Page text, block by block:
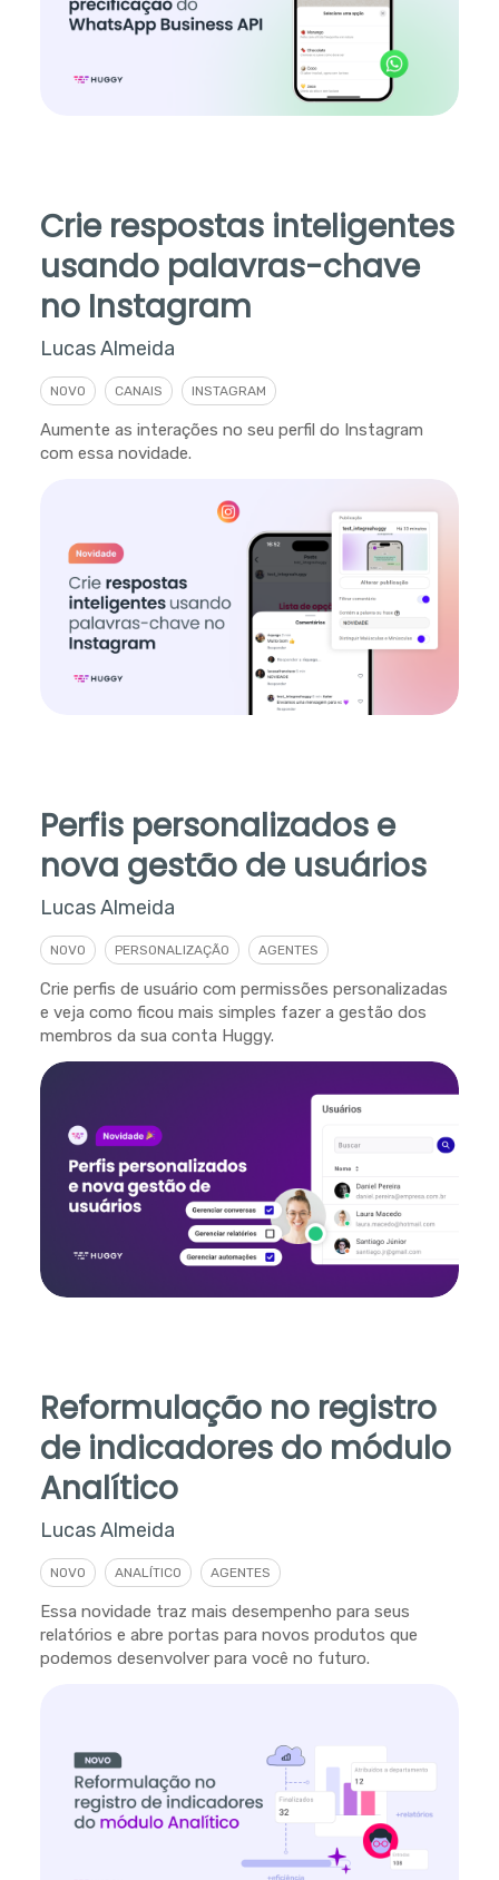
Crie respostas inteligentes
usando palavras-chave
no Instagram
Lucas Almeida
NOVO CANAIS INSTAGRAM
Aumente as interações no seu perfil do Instagram
com essa novidade.
Perfis personalizados e
nova gestão de usuários
Lucas Almeida
NOVO PERSONALIZAÇÃO AGENTES
Crie perfis de usuário com permissões personalizadas
e veja como ficou mais simples fazer a gestão dos
membros da sua conta Huggy.
Reformulação no registro
de indicadores do módulo
Analítico
Lucas Almeida
NOVO ANALÍTICO AGENTES
Essa novidade traz mais desempenho para seus
relatórios e abre portas para novos produtos que
podemos desenvolver para você no futuro.